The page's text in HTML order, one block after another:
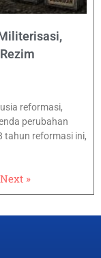
reformasi,
perubahan
tahun reformasi ini,
Next »